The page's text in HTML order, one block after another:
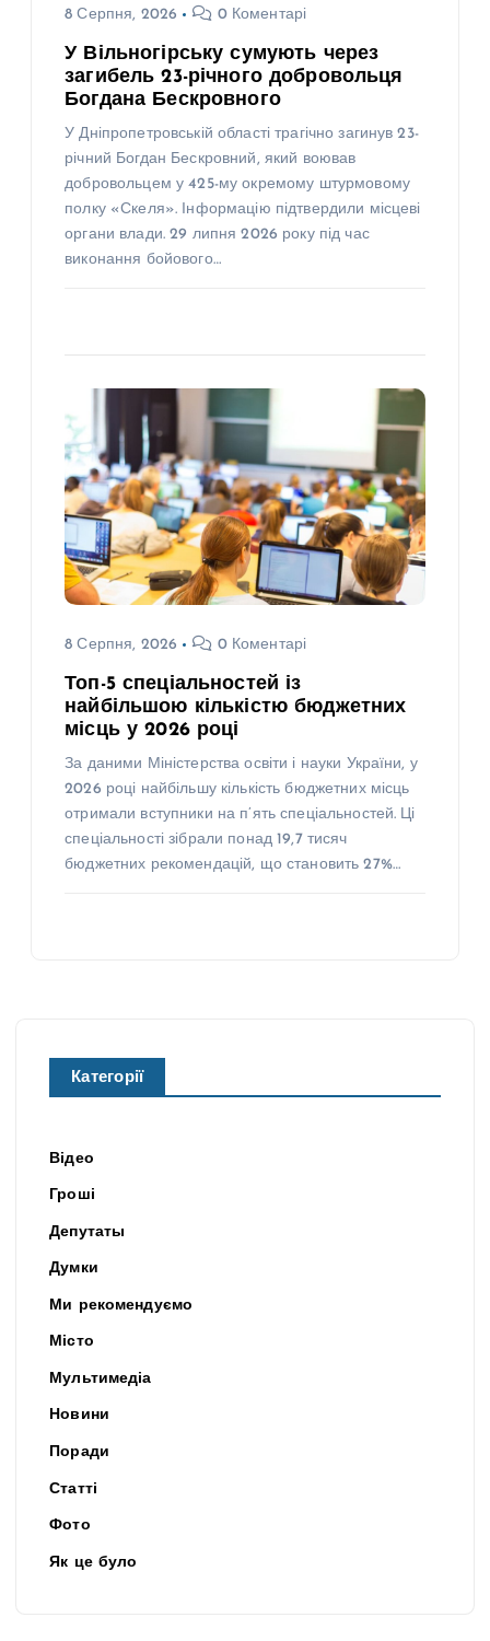
8 Серпня, 2026 0 Коментарі
У Вільногірську сумують через
загибель 23-річного добровольця
Богдана Бескровного
У Дніпропетровській області трагічно загинув 23-
річний Богдан Бескровний, який воював
добровольцем у 425-му окремому штурмовому
полку «Скеля». Інформацію підтвердили місцеві
органи влади. 29 липня 2026 року під час
виконання бойового…
8 Серпня, 2026 0 Коментарі
Топ-5 спеціальностей із
найбільшою кількістю бюджетних
місць у 2026 році
За даними Міністерства освіти і науки України, у
2026 році найбільшу кількість бюджетних місць
отримали вступники на п’ять спеціальностей. Ці
спеціальності зібрали понад 19,7 тисяч
бюджетних рекомендацій, що становить 27%…
Категорії
Відео
Гроші
Депутаты
Думки
Ми рекомендуємо
Місто
Мультимедіа
Новини
Поради
Статті
Фото
Як це було